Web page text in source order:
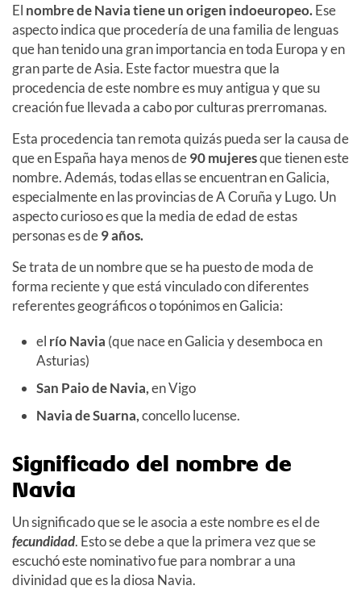
El nombre de Navia tiene un origen indoeuropeo.Ese
aspecto indica que procedería de una familia de lenguas
que han tenido una gran importancia en toda Europa y en
gran parte de Asia. Este factor muestra que la
procedencia de este nombre es muy antigua y que su
creación fue llevada a cabo por culturas prerromanas.
Esta procedencia tan remota quizás pueda ser la causa de
que en España haya menos de90 mujeresque tienen este
nombre. Además, todas ellas se encuentran en Galicia,
especialmente en las provincias de A Coruña y Lugo. Un
aspecto curioso es que la media de edad de estas
personas es de9 años.
Se trata de un nombre que se ha puesto de moda de
forma reciente y que está vinculado con diferentes
referentes geográficos o topónimos en Galicia:
el río Navia (que nace en Galicia y desemboca en
Asturias)
San Paio de Navia,en Vigo
Navia de Suarna,concello lucense.
Significado del nombre de
Navia
Un significado que se le asocia a este nombre es el de
fecundidad. Esto se debe a que la primera vez que se
escuchó este nominativo fue para nombrar a una
divinidad que es la diosa Navia.